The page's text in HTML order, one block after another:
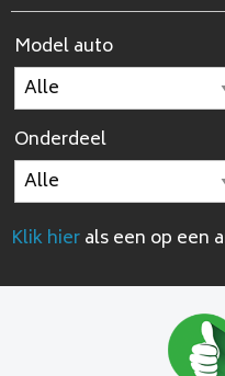
Model auto
Onderdeel
Klik hierals een op een